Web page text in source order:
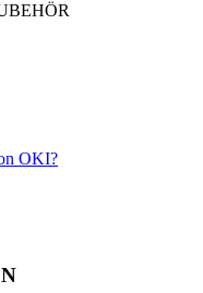
OKI?